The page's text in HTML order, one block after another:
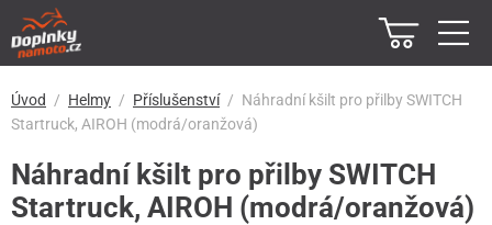
Úvod Helmy Příslušenství
Náhradní kšilt pro přilby SWITCH
Startruck, AIROH (modrá/oranžová)
Náhradní kšilt pro přilby SWITCH
Startruck, AIROH (modrá/oranžová)